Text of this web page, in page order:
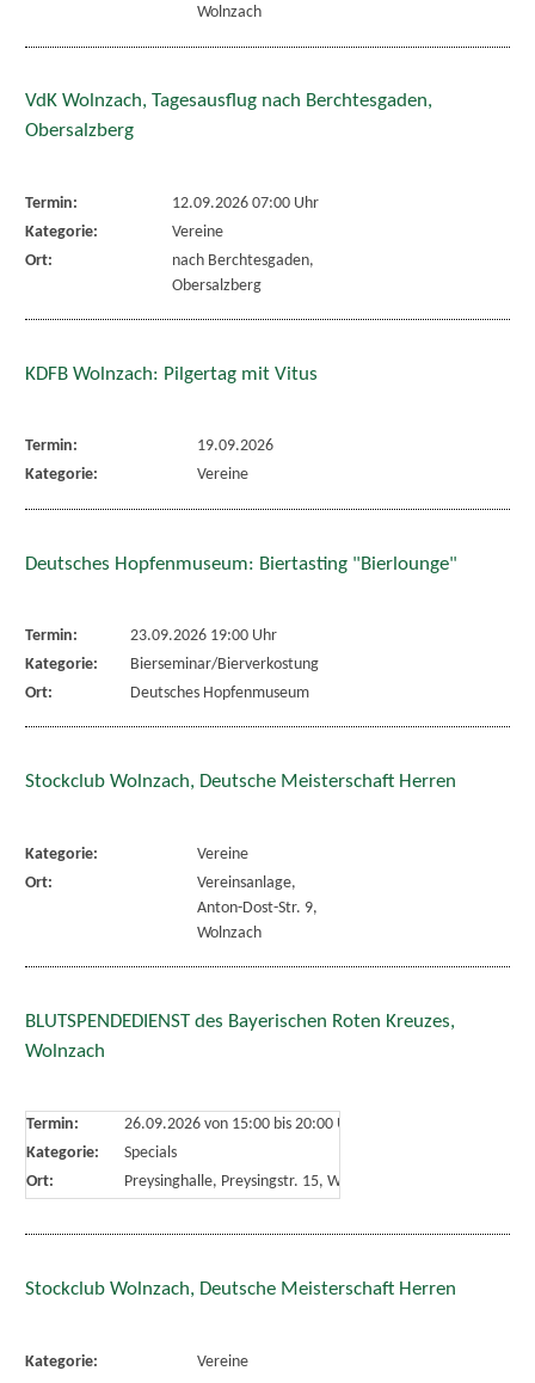
Wolnzach
VdK Wolnzach, Tagesausflug nach Berchtesgaden,
Obersalzberg
Termin:
12.09.2026 07:00 Uhr
Kategorie:
Vereine
Ort:
nach Berchtesgaden,
Obersalzberg
KDFB Wolnzach: Pilgertag mit Vitus
Termin:
19.09.2026
Kategorie:
Vereine
Deutsches Hopfenmuseum: Biertasting "Bierlounge"
Termin:
23.09.2026 19:00 Uhr
Kategorie:
Bierseminar/Bierverkostung
Ort:
Deutsches Hopfenmuseum
Stockclub Wolnzach, Deutsche Meisterschaft Herren
Kategorie:
Vereine
Ort:
Vereinsanlage,
Anton-Dost-Str. 9,
Wolnzach
BLUTSPENDEDIENST des Bayerischen Roten Kreuzes,
Wolnzach
Termin: 26.09.2026 von 15:00bis 20:00 Uhr
Kategorie:
Specials
Ort:
Preysinghalle, Preysingstr. 15, Wolnzach
Stockclub Wolnzach, Deutsche Meisterschaft Herren
Kategorie:
Vereine